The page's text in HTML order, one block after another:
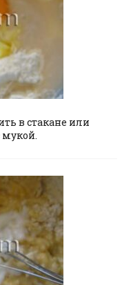
в стакане или
мукой.